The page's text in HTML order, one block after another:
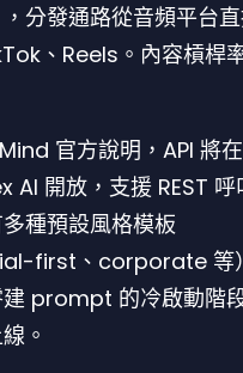
分發通路從音頻平台
、Reels。內容槓桿
官方說明，API 將
AI 開放，支援 REST 呼
種預設風格模板
first、corporate 等
建 prompt 的冷啟動階
。